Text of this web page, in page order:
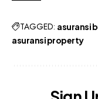
TAGGED: asuransi
asuransi property